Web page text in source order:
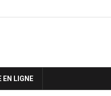
EN LIGNE